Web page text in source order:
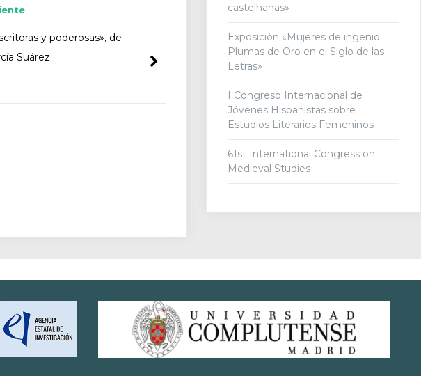
y poderosas», de
Suárez
castelhanas»
Exposición «Mujeres de ingenio.
Plumas de Oro en el Siglo de las
Letras»
I Congreso Internacional de
Jóvenes Hispanistas sobre
Estudios Literarios Femeninos
61st International Congress on
Medieval Studies